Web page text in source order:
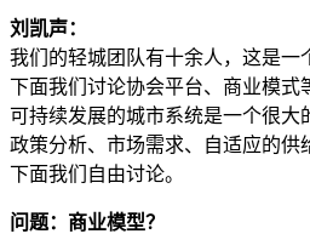
刘凯声：
我们的轻城团队有十余人，这是一
下面我们讨论协会平台、商业模式
可持续发展的城市系统是一个很大
政策分析、市场需求、自适应的供
下面我们自由讨论。
问题：商业模型？